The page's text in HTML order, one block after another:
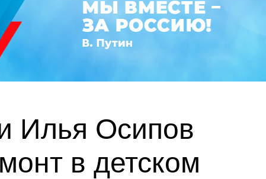
Илья Осипов
в детском